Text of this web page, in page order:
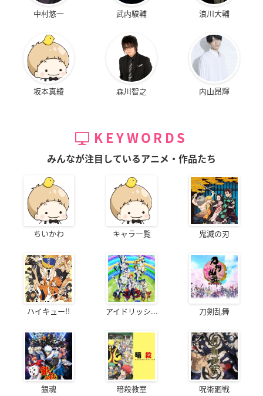
中村悠一 武内駿輔 浪川大輔
坂本真綾 森川智之 内山昂輝
KEYWORDS
みんなが注目しているアニメ・作品たち
ちいかわ キャラ一覧 鬼滅の刃
ハイキュー!! アイドリッシ... 刀剣乱舞
銀魂 暗殺教室 呪術廻戦